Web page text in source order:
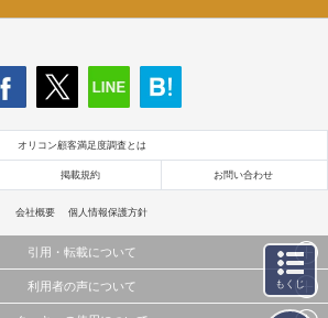
オリコン顧客満足度調査とは
掲載規約 お問い合わせ
会社概要 個人情報保護方針
引用・転載について
文字、写真、イラスト、画像データ等）及びこれらの配置・
利用者の声について もくじ